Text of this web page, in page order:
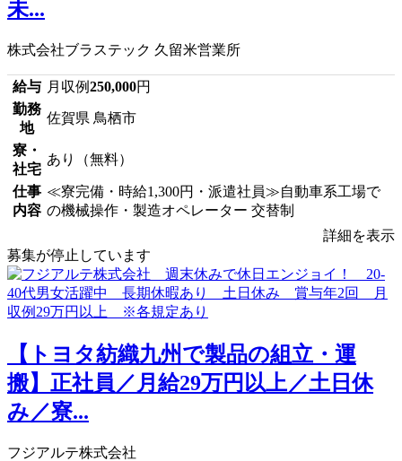
未...
株式会社ブラステック 久留米営業所
給与 月収例250,000円
勤務
地
佐賀県 鳥栖市
寮・
社宅
あり（無料）
仕事
内容
≪寮完備・時給1,300円・派遣社員≫自動車系工場で
の機械操作・製造オペレーター 交替制
詳細を表示
募集が停止しています
【トヨタ紡織九州で製品の組立・運
搬】正社員／月給29万円以上／土日休
み／寮...
フジアルテ株式会社